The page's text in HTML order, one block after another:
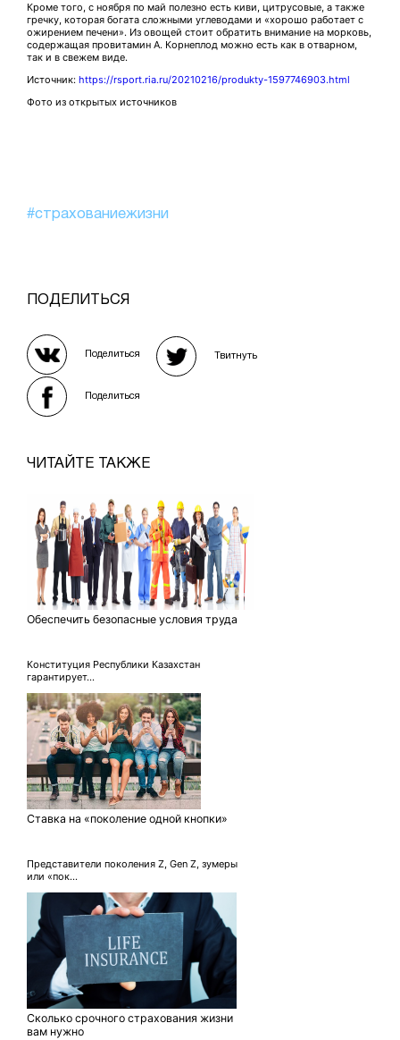
Кроме того, с ноября по май полезно есть киви, цитрусовые, а также
гречку, которая богата сложными углеводами и «хорошо работает с
ожирением печени». Из овощей стоит обратить внимание на морковь,
содержащая провитамин А. Корнеплод можно есть как в отварном,
так и в свежем виде.
Источник: https://rsport.ria.ru/20210216/produkty-1597746903.html
Фото из открытых источников
#страхованиежизни
ПОДЕЛИТЬСЯ
Поделиться Твитнуть
Поделиться
ЧИТАЙТЕ ТАКЖЕ
Обеспечить безопасные условия труда
Конституция Республики Казахстан
гарантирует...
Ставка на «поколение одной кнопки»
Представители поколения Z, Gen Z, зумеры
или «пок...
Сколько срочного страхования жизни
вам нужно